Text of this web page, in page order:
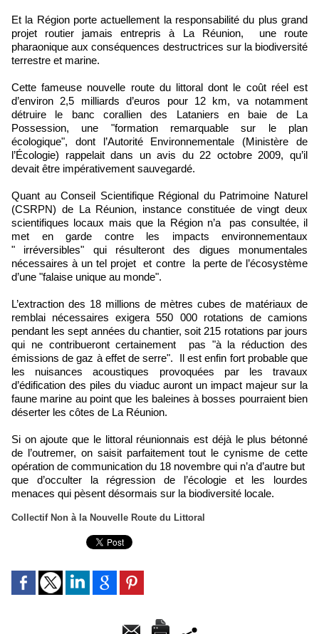
Et la Région porte actuellement la responsabilité du plus grand
projet routier jamais entrepris à La Réunion, une route
pharaonique aux conséquences destructrices sur la biodiversité
terrestre et marine.
Cette fameuse nouvelle route du littoral dont le coût réel est
d’environ 2,5 milliards d’euros pour 12 km, va notamment
détruire le banc corallien des Lataniers en baie de La
Possession, une "formation remarquable sur le plan
écologique", dont l’Autorité Environnementale (Ministère de
l’Écologie) rappelait dans un avis du 22 octobre 2009, qu’il
devait être impérativement sauvegardé.
Quant au Conseil Scientifique Régional du Patrimoine Naturel
(CSRPN) de La Réunion, instance constituée de vingt deux
scientifiques locaux mais que la Région n’a pas consultée, il
met en garde contre les impacts environnementaux
" irréversibles" qui résulteront des digues monumentales
nécessaires à un tel projet et contre la perte de l’écosystème
d’une "falaise unique au monde".
L’extraction des 18 millions de mètres cubes de matériaux de
remblai nécessaires exigera 550 000 rotations de camions
pendant les sept années du chantier, soit 215 rotations par jours
qui ne contribueront certainement pas "à la réduction des
émissions de gaz à effet de serre". Il est enfin fort probable que
les nuisances acoustiques provoquées par les travaux
d’édification des piles du viaduc auront un impact majeur sur la
faune marine au point que les baleines à bosses pourraient bien
déserter les côtes de La Réunion.
Si on ajoute que le littoral réunionnais est déjà le plus bétonné
de l’outremer, on saisit parfaitement tout le cynisme de cette
opération de communication du 18 novembre qui n’a d’autre but
que d’occulter la régression de l’écologie et les lourdes
menaces qui pèsent désormais sur la biodiversité locale.
Collectif Non à la Nouvelle Route du Littoral